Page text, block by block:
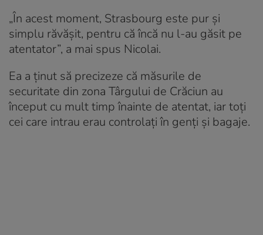
„În acest moment, Strasbourg este pur şi
simplu răvăşit, pentru că încă nu l-au găsit pe
atentator”, a mai spus Nicolai.
Ea a ţinut să precizeze că măsurile de
securitate din zona Târgului de Crăciun au
început cu mult timp înainte de atentat, iar toţi
cei care intrau erau controlaţi în genţi şi bagaje.